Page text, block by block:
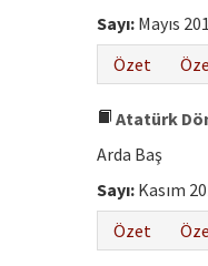
Sayı: Mayıs
Özet
Atatürk
Arda Baş
Sayı: Kasım
Özet